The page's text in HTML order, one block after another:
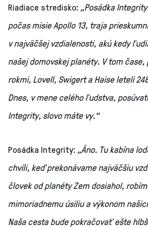
Riadiace stredisko: „Posádka
počas misie Apollo 13, traja
v najväčšej vzdialenosti, akú kedy
našej domovskej planéty. V tom čase,
rokmi, Lovell, Swigert a Haise leteli
Dnes, v mene celého ľudstva,
Integrity, slovo máte vy.“
Posádka Integrity: „Áno. Tu kabína
chvíli, keď prekonávame najväčšiu
človek od planéty Zem dosiahol,
mimoriadnemu úsiliu a výkonom
Naša cesta bude pokračovať ešte